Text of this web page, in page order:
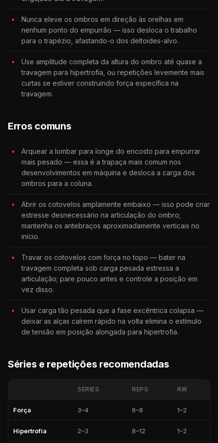
Nunca eleve os ombros em direção às orelhas em
nenhum ponto do empurrão — isso desloca o trabalho
para o trapézio, afastando-o dos deltoides-alvo.
Use amplitude completa da altura do ombro até quase a
travagem para hipertrofia, ou repetições levemente mais
curtas se estiver construindo força específica na
travagem.
Erros comuns
Arquear a lombar para longe do encosto para empurrar
mais pesado — essa é a trapaça mais comum nos
desenvolvimentos em máquina e desloca a carga dos
ombros para a coluna.
Abrir os cotovelos amplamente embaixo — isso pode criar
estresse desnecessário na articulação do ombro;
mantenha os antebraços aproximadamente verticais no
início.
Travar os cotovelos com força no topo — bater na
travagem completa sob carga pesada estressa a
articulação; pare pouco antes e controle a posição em
vez disso.
Usar carga tão pesada que a fase excêntrica colapsa —
deixar as alças caírem rápido na volta elimina o estímulo
de tensão em posição alongada para hipertrofia.
Séries e repetições recomendadas
SÉRIES REPS RIR
Força 3–4 6–8 1–2
Hipertrofia 2–3 8–12 1–2